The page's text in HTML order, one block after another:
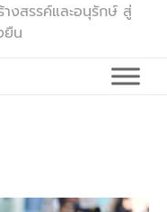
งสรรค์และอนุรักษ์ สู่
น